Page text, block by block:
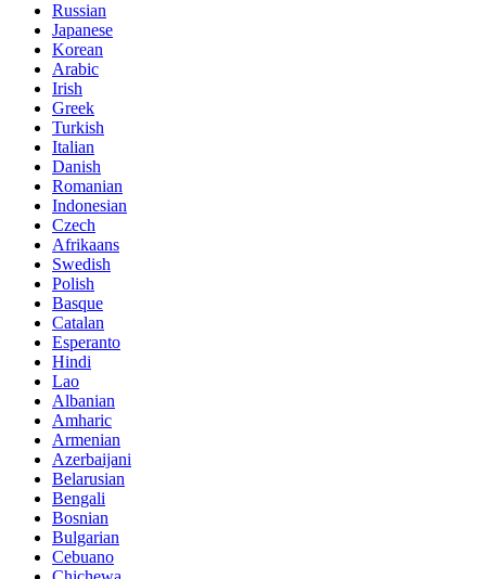
Russian
Japanese
Korean
Arabic
Irish
Greek
Turkish
Italian
Danish
Romanian
Indonesian
Czech
Afrikaans
Swedish
Polish
Basque
Catalan
Esperanto
Hindi
Lao
Albanian
Amharic
Armenian
Azerbaijani
Belarusian
Bengali
Bosnian
Bulgarian
Cebuano